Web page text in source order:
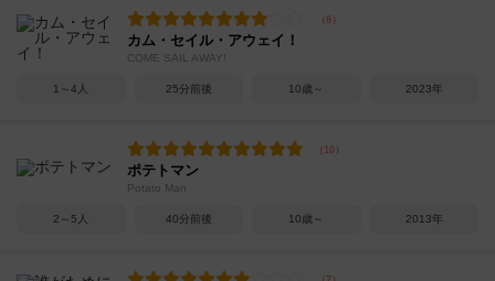
カム・セイル・アウェイ！
COME SAIL AWAY!
1～4人 25分前後 10歳～ 2023年
ポテトマン
Potato Man
2～5人 40分前後 10歳～ 2013年